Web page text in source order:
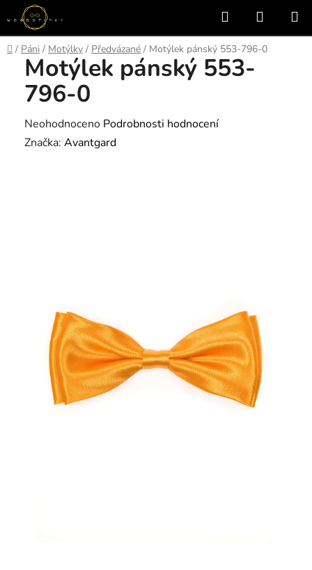
Přejít
na
obsah
Hledat
KOŠÍK
Domů
/ Páni / Motýlky / Předvázané / Motýlek pánský 553-796-0
Motýlek pánský 553-
796-0
Průměrné
hodnocení
Neohodnoceno Podrobnosti hodnocení
Značka: Avantgard